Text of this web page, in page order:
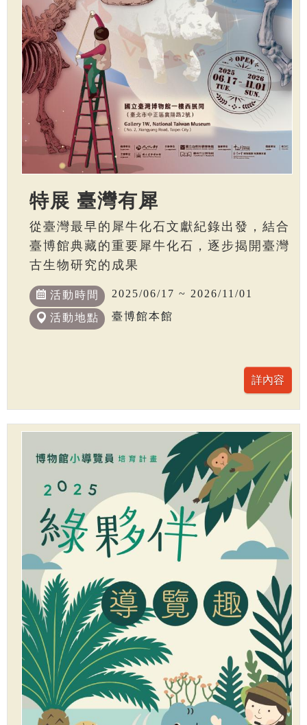
特展 臺灣有犀
從臺灣最早的犀牛化石文獻紀錄出發，結合
臺博館典藏的重要犀牛化石，逐步揭開臺灣
古生物研究的成果
活動時間 2025/06/17 ~ 2026/11/01
活動地點 臺博館本館